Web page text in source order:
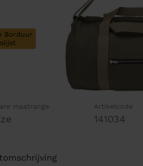
Borduur
maatrange Artikelcode
141034